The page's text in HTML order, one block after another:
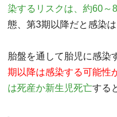
染するリスクは、約60～
態、第3期以降だと感染
胎盤を通して胎児に感染
期以降は感染する可能性
は死産か新生児死亡する